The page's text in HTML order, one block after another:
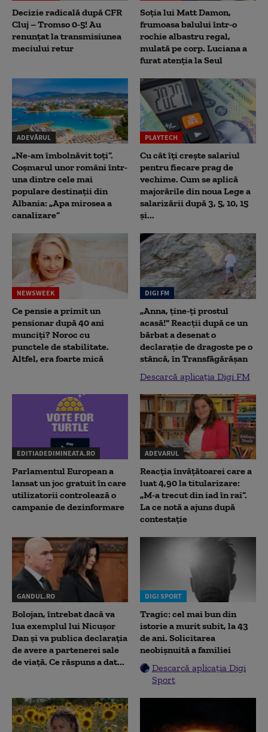
Decizie radicală după CFR
Cluj – Tromso 0-5! Au
renunțat la transmisiunea
meciului retur
Soția lui Matt Damon,
frumoasa balului într-o
rochie albastru regal,
mulată pe corp. Luciana a
furat atenția la Seul
ADEVĂRUL
„Ne-am îmbolnăvit toți”.
Coșmarul unor români într-
una dintre cele mai
populare destinații din
Albania: „Apa mirosea a
canalizare”
PLAYTECH
Cu cât îți crește salariul
pentru fiecare prag de
vechime. Cum se aplică
majorările din noua Lege a
salarizării după 3, 5, 10, 15
și...
NEWSWEEK
Ce pensie a primit un
pensionar după 40 ani
munciți? Noroc cu
punctele de stabilitate.
Altfel, era foarte mică
DIGI FM
„Anna, ţine-ţi prostul
acasă!" Reacţii după ce un
bărbat a desenat o
declaraţie de dragoste pe o
stâncă, în Transfăgărăşan
Descarcă aplicația Digi FM
EDITIADEDIMINEATA.RO
Parlamentul European a
lansat un joc gratuit în care
utilizatorii controlează o
campanie de dezinformare
ADEVARUL
Reacția învățătoarei care a
luat 4,90 la titularizare:
„M-a trecut din iad în rai”.
La ce notă a ajuns după
contestație
GANDUL.RO
Bolojan, întrebat dacă va
lua exemplul lui Nicușor
Dan și va publica declarația
de avere a partenerei sale
de viață. Ce răspuns a dat...
DIGI SPORT
Tragic: cel mai bun din
istorie a murit subit, la 43
de ani. Solicitarea
neobișnuită a familiei
Descarcă aplicația Digi
Sport